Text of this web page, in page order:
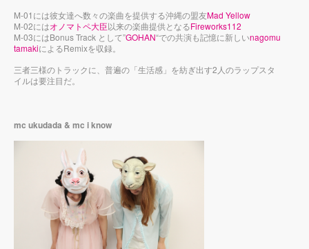
M-01には彼女達へ数々の楽曲を提供する沖縄の盟友Mad Yellow
M-02にはオノマトペ大臣以来の楽曲提供となるFireworks112
M-03にはBonus Track として”GOHAN“での共演も記憶に新しいnagomu
tamakiによるRemixを収録。
三者三様のトラックに、普遍の「生活感」を紡ぎ出す2人のラップスタ
イルは要注目だ。
mc ukudada & mc i know